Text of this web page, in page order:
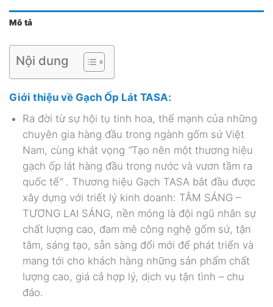
Mô tả
Nội dung
Giới thiệu về Gạch Ốp Lát TASA:
Ra đời từ sự hội tụ tinh hoa, thế mạnh của những
chuyên gia hàng đầu trong ngành gốm sứ Việt
Nam, cùng khát vọng “Tạo nên một thương hiệu
gạch ốp lát hàng đầu trong nước và vươn tầm ra
quốc tế” . Thương hiệu Gạch TASA bắt đầu được
xây dựng với triết lý kinh doanh: TÂM SÁNG –
TƯƠNG LAI SÁNG, nền móng là đội ngũ nhân sự
chất lượng cao, đam mê công nghệ gốm sứ, tận
tâm, sáng tạo, sẵn sàng đổi mới để phát triển và
mang tới cho khách hàng những sản phẩm chất
lượng cao, giá cả hợp lý, dịch vụ tận tình – chu
đáo.